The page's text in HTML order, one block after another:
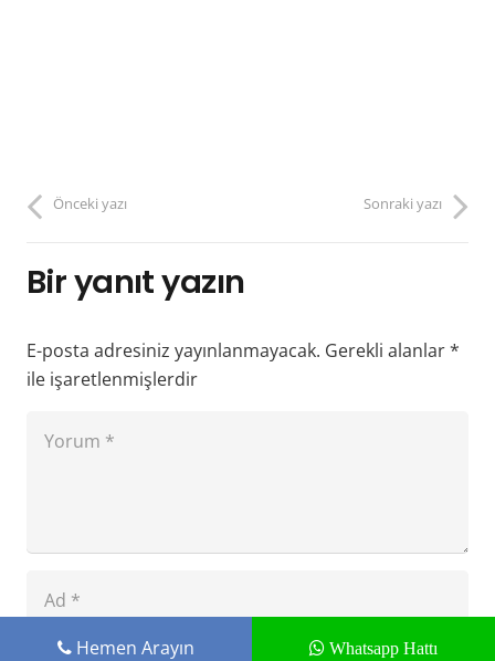
Önceki yazı Sonraki yazı
Bir yanıt yazın
E-posta adresiniz yayınlanmayacak. Gerekli alanlar*
ile işaretlenmişlerdir
Hemen Arayın Whatsapp Hattı